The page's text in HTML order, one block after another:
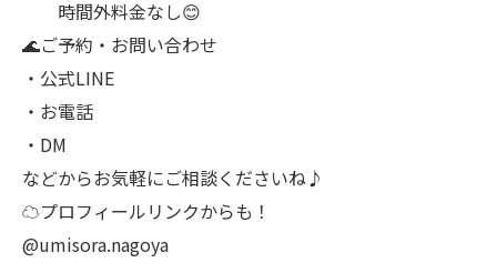
時間外料金なし😊
🌊ご予約・お問い合わせ
・公式LINE
・お電話
・DM
などからお気軽にご相談くださいね♪
☁プロフィールリンクからも！
@umisora.nagoya